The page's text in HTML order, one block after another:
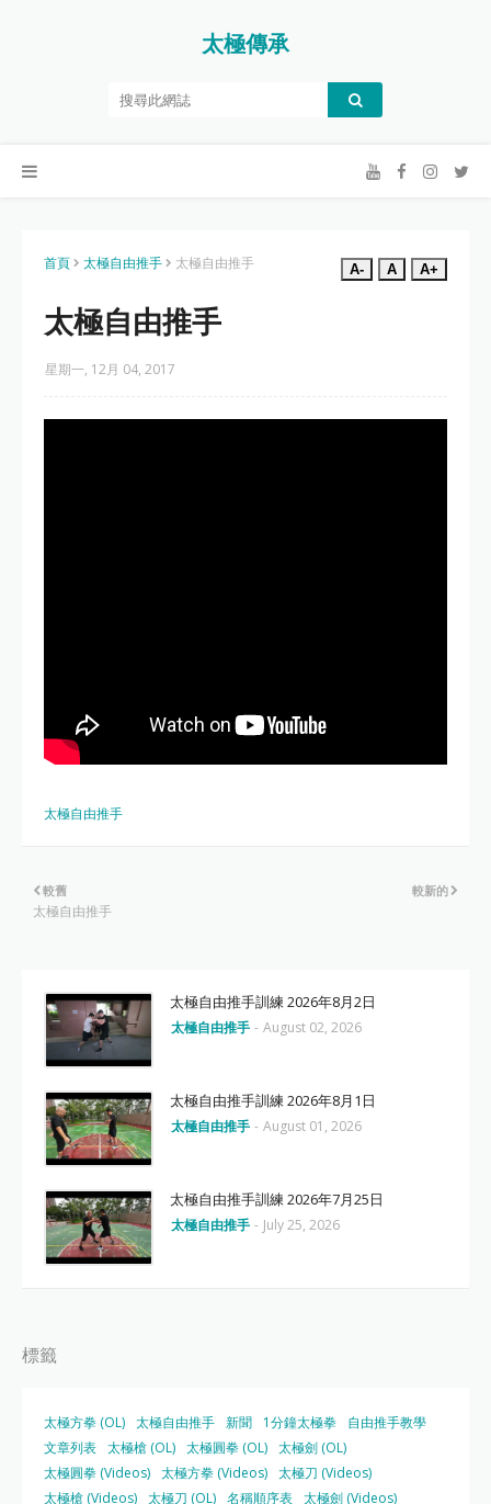
太極傳承
首頁 太極自由推手 太極自由推手 A- A A+
太極自由推手
星期一, 12月 04, 2017
太極自由推手
較新的
較舊
太極自由推手
太極自由推手訓練 2026年8月2日
太極自由推手 - August 02, 2026
太極自由推手訓練 2026年8月1日
太極自由推手 - August 01, 2026
太極自由推手訓練 2026年7月25日
太極自由推手 - July 25, 2026
標籤
太極方拳 (OL) 太極自由推手 新聞 1分鐘太極拳
自由推手教學
文章列表 太極槍 (OL) 太極圓拳 (OL) 太極劍 (OL)
太極圓拳 (Videos) 太極方拳 (Videos) 太極刀 (Videos)
太極槍 (Videos) 太極刀 (OL) 名稱順序表 太極劍 (Videos)